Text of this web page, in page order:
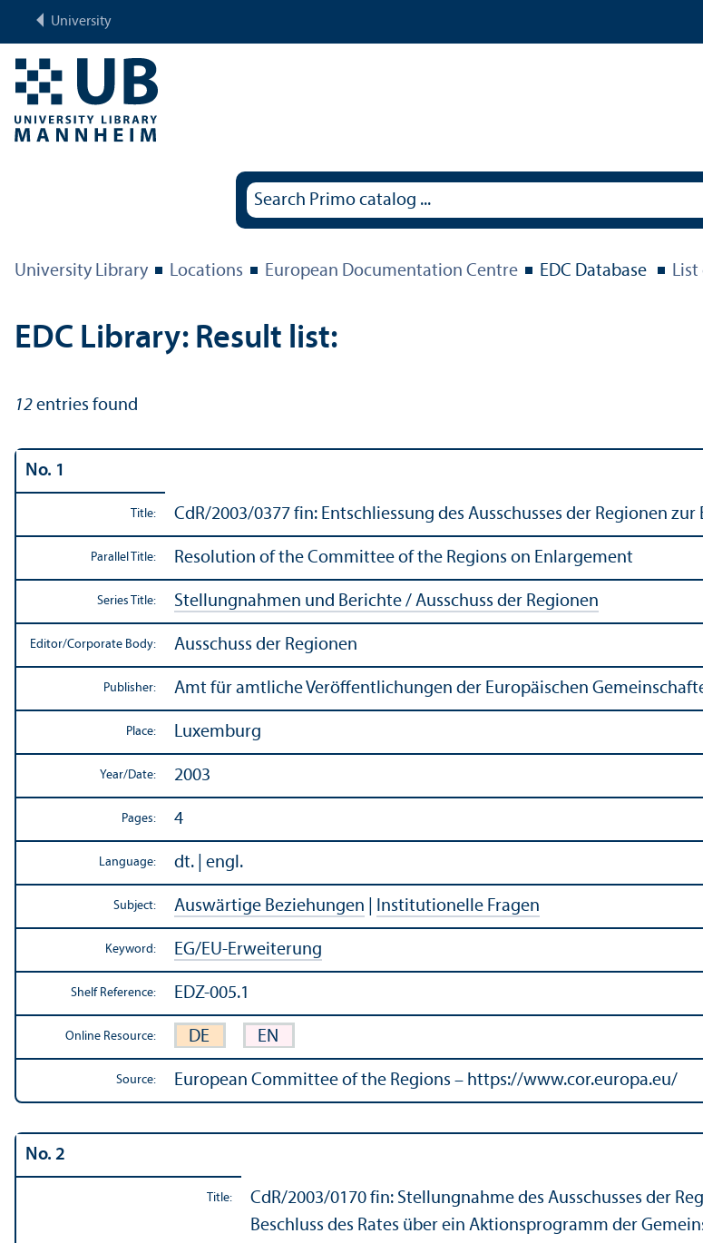
University
University Library Locations European Documentation Centre EDC Database List
EDC Library: Result list:
12 entries found
No. 1
Title: CdR/2003/0377 fin: Entschliessung des Ausschusses der Regionen
Parallel Title: Resolution of the Committee of the Regions on Enlargement
Series Title: Stellungnahmen und Berichte / Ausschuss der Regionen
Editor/Corporate Body: Ausschuss der Regionen
Publisher: Amt für amtliche Veröffentlichungen der Europäischen
Place: Luxemburg
Year/Date: 2003
Pages: 4
Language: dt. | engl.
Subject: Auswärtige Beziehungen Institutionelle Fragen
Keyword: EG/EU-Erweiterung
Shelf Reference: EDZ-005.1
Online Resource: DE EN
Source: European Committee of the Regions – https://www.cor.europa.eu/
No. 2
Title: CdR/2003/0170 fin: Stellungnahme des Ausschusses der
Beschluss des Rates über ein Aktionsprogramm der